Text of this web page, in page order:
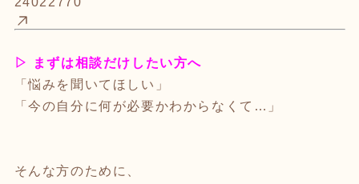
▷
まずは相談だけしたい方へ
「悩みを聞いてほしい」
「今の自分に何が必要かわからなくて…」
そんな方のために、